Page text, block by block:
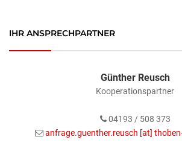
IHR ANSPRECHPARTNER
Günther Reusch
Kooperationspartner
04193 / 508 373
anfrage.guenther.reusch [at]